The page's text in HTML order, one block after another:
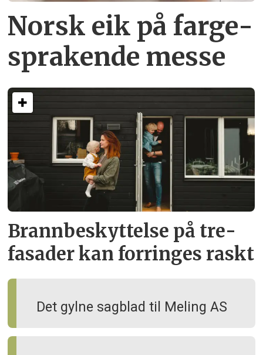
Norsk eik på farge­
sprakende messe
Brann­beskyttelse på tre­
fasader kan forringes raskt
Det gylne sagblad til Meling AS